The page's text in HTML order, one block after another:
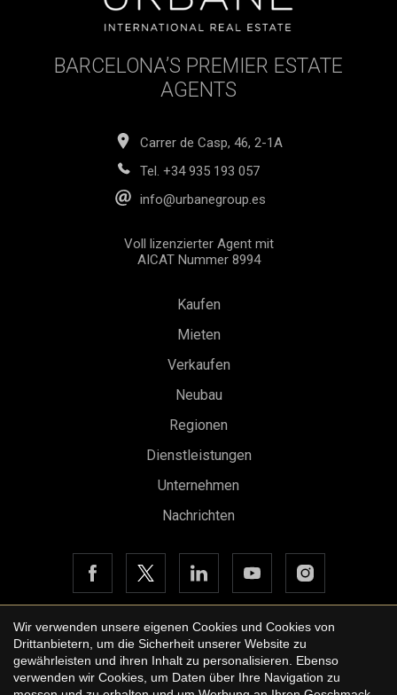
BARCELONA’S PREMIER ESTATE
AGENTS
Carrer de Casp, 46, 2-1A
Tel. +34 935 193 057
info@urbanegroup.es
Voll lizenzierter Agent mit
AICAT Nummer 8994
Kaufen
Mieten
Verkaufen
Neubau
Regionen
Dienstleistungen
Unternehmen
Nachrichten
Copyright © 2026 Urbane International Real Estate
Rechtshinweis der Website
Wir verwenden unsere eigenen Cookies und Cookies von
Drittanbietern, um die Sicherheit unserer Website zu
gewährleisten und ihren Inhalt zu personalisieren. Ebenso
verwenden wir Cookies, um Daten über Ihre Navigation zu